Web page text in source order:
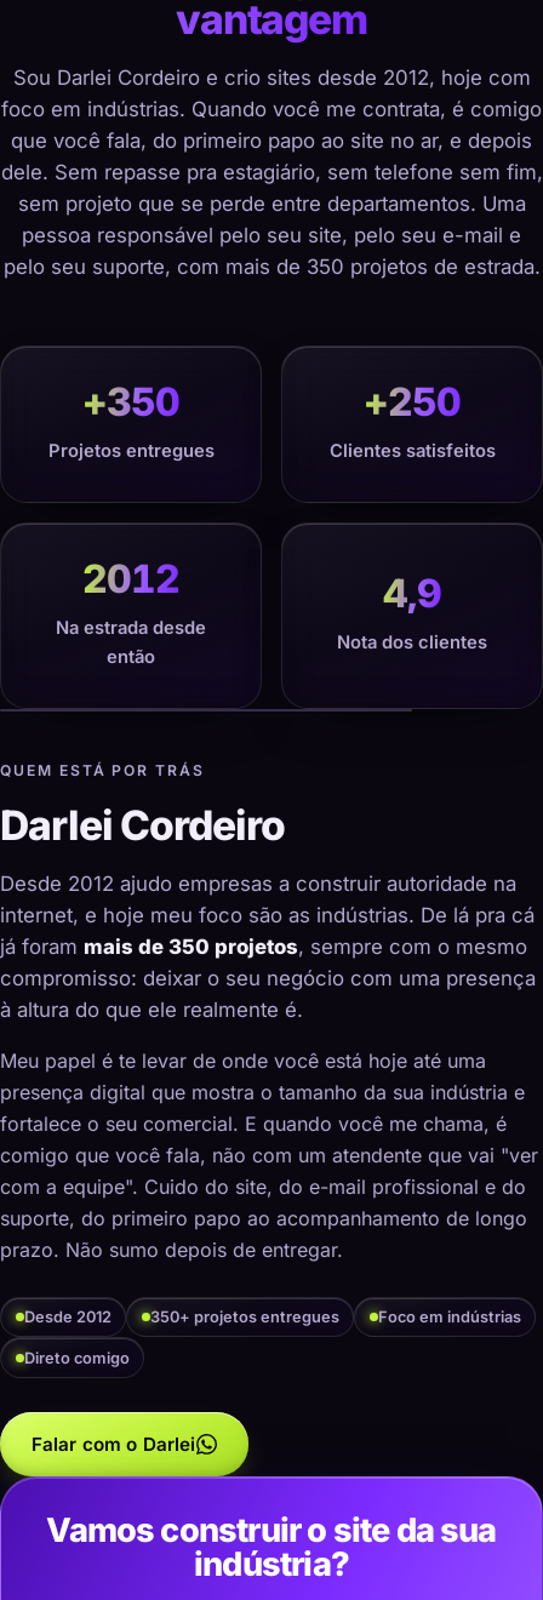
vantagem
Sou Darlei Cordeiro e crio sites desde 2012, hoje com
foco em indústrias. Quando você me contrata, é comigo
que você fala, do primeiro papo ao site no ar, e depois
dele. Sem repasse pra estagiário, sem telefone sem fim,
sem projeto que se perde entre departamentos. Uma
pessoa responsável pelo seu site, pelo seu e-mail e
pelo seu suporte, com mais de 350 projetos de estrada.
+350
Projetos entregues
+250
Clientes satisfeitos
2012
Na estrada desde
então
4,9
Nota dos clientes
QUEM ESTÁ POR TRÁS
Darlei Cordeiro
Desde 2012 ajudo empresas a construir autoridade na
internet, e hoje meu foco são as indústrias. De lá pra cá
já foram mais de 350 projetos, sempre com o mesmo
compromisso: deixar o seu negócio com uma presença
à altura do que ele realmente é.
Meu papel é te levar de onde você está hoje até uma
presença digital que mostra o tamanho da sua indústria e
fortalece o seu comercial. E quando você me chama, é
comigo que você fala, não com um atendente que vai "ver
com a equipe". Cuido do site, do e-mail profissional e do
suporte, do primeiro papo ao acompanhamento de longo
prazo. Não sumo depois de entregar.
Desde 2012 350+ projetos entregues Foco em indústrias
Direto comigo
Falar com o Darlei
Vamos construir o site da sua
indústria?